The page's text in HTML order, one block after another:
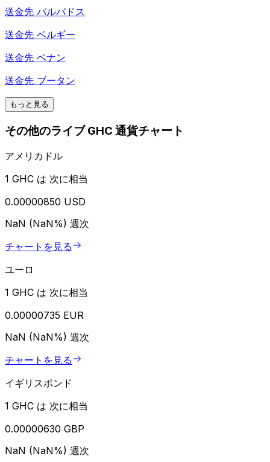
送金先 バルバドス
送金先 ベルギー
送金先 ベナン
送金先 ブータン
もっと見る
その他のライブ GHC 通貨チャート
アメリカドル
1 GHC は 次に相当
0.00000850 USD
NaN (NaN%) 週次
チャートを見る
ユーロ
1 GHC は 次に相当
0.00000735 EUR
NaN (NaN%) 週次
チャートを見る
イギリスポンド
1 GHC は 次に相当
0.00000630 GBP
NaN (NaN%) 週次